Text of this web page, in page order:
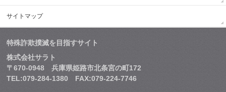
サイトマップ
特殊詐欺撲滅を目指すサイト
株式会社サラト
〒670-0948 兵庫県姫路市北条宮の町172
TEL:079-284-1380 FAX:079-224-7746